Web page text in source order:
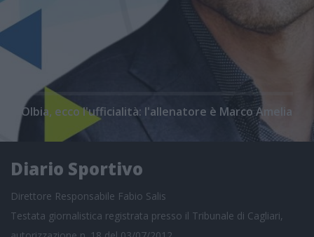
Olbia, ecco l'ufficialità: l'allenatore è Marco Amelia
Diario Sportivo
Direttore Responsabile Fabio Salis
Testata giornalistica registrata presso il Tribunale di Cagliari,